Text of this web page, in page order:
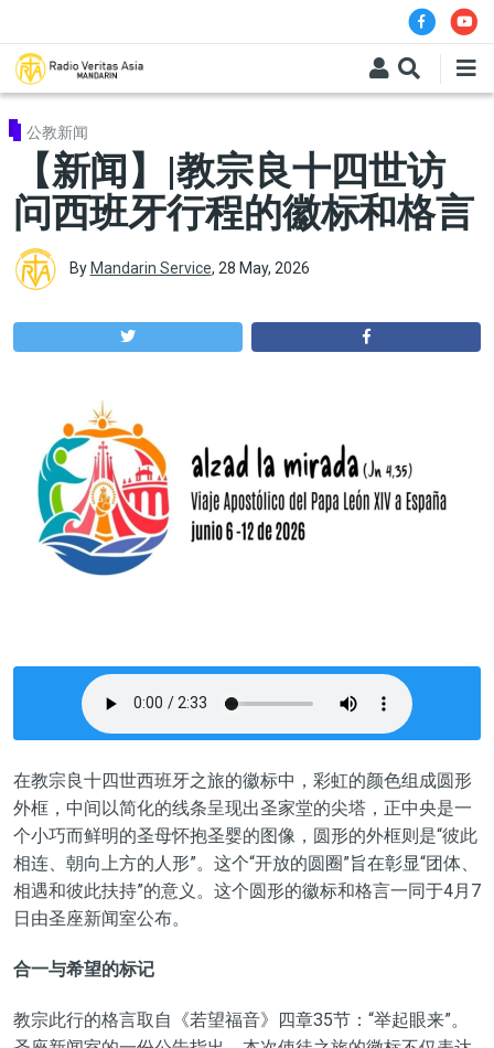
公教新闻
【新闻】|教宗良十四世访
问西班牙行程的徽标和格言
By Mandarin Service, 28 May, 2026
在教宗良十四世西班牙之旅的徽标中，彩虹的颜色组成圆形
外框，中间以简化的线条呈现出圣家堂的尖塔，正中央是一
个小巧而鲜明的圣母怀抱圣婴的图像，圆形的外框则是“彼此
相连、朝向上方的人形”。这个“开放的圆圈”旨在彰显“团体、
相遇和彼此扶持”的意义。这个圆形的徽标和格言一同于4月7
日由圣座新闻室公布。
合一与希望的标记
教宗此行的格言取自《若望福音》四章35节：“举起眼来”。